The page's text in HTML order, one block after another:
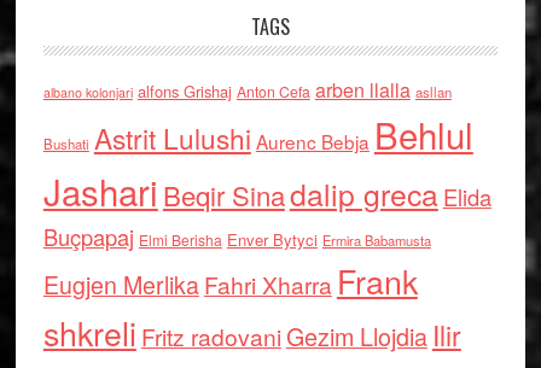
TAGS
albano kolonjari alfons Grishaj Anton Cefa arben llalla asllan
Bushati Astrit Lulushi Aurenc Bebja Behlul
Jashari Beqir Sinadalip grecaElida
Buçpapaj Elmi Berisha Enver Bytyci Ermira Babamusta
Eugjen MerlikaFahri Xharra Frank
shkreli Fritz radovaniGezim Llojdia Ilir